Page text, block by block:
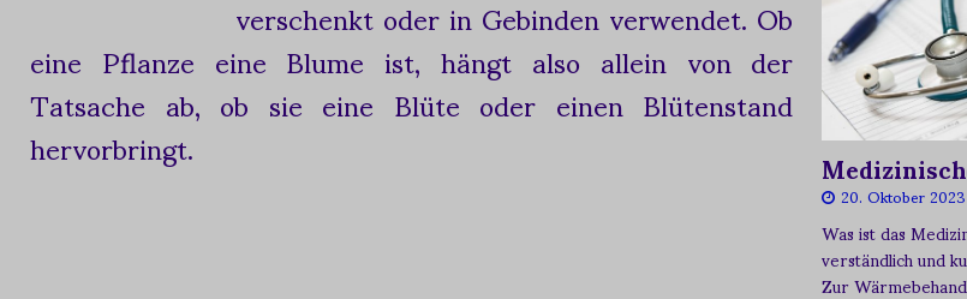
verschenkt oder in Gebinden verwendet. Ob
eine Pflanze eine Blume ist, hängt also allein von der
Tatsache ab, ob sie eine Blüte oder einen Blütenstand
hervorbringt.
20. Oktober 2023
Was ist das
verständlich und
Zur